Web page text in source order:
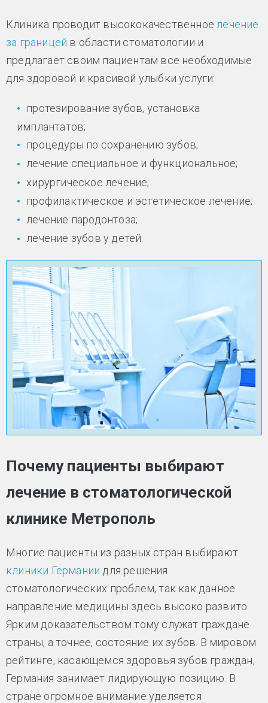
Клиника проводит высококачественное лечение
за границей в области стоматологии и
предлагает своим пациентам все необходимые
для здоровой и красивой улыбки услуги:
протезирование зубов, установка
имплантатов;
процедуры по сохранению зубов;
лечение специальное и функциональное;
хирургическое лечение;
профилактическое и эстетическое лечение;
лечение пародонтоза;
лечение зубов у детей.
Почему пациенты выбирают
лечение в стоматологической
клинике Метрополь
Многие пациенты из разных стран выбирают
клиники Германии для решения
стоматологических проблем, так как данное
направление медицины здесь высоко развито.
Ярким доказательством тому служат граждане
страны, а точнее, состояние их зубов. В мировом
рейтинге, касающемся здоровья зубов граждан,
Германия занимает лидирующую позицию. В
стране огромное внимание уделяется